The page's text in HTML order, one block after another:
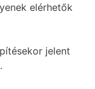
elérhetők
jelent